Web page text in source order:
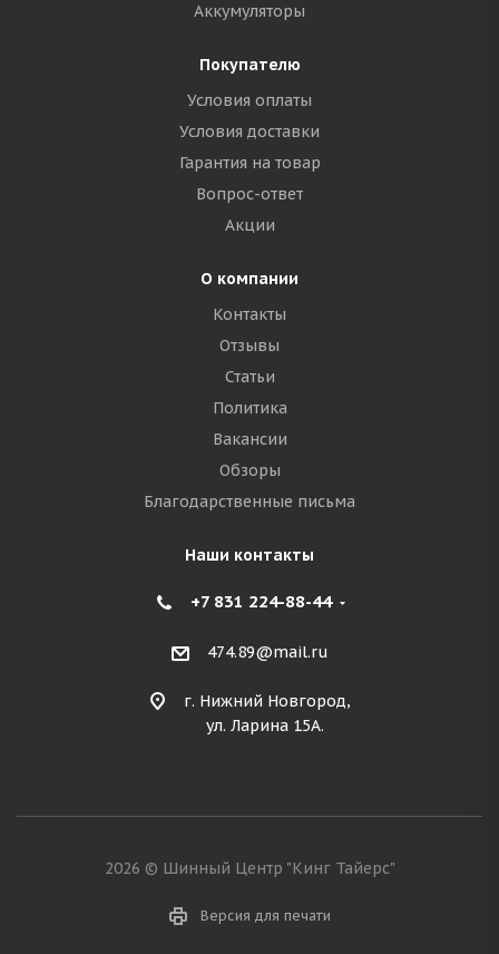
Аккумуляторы
Покупателю
Условия оплаты
Условия доставки
Гарантия на товар
Вопрос-ответ
Акции
О компании
Контакты
Отзывы
Статьи
Политика
Вакансии
Обзоры
Благодарственные письма
Наши контакты
+7 831 224-88-44
474.89@mail.ru
г. Нижний Новгород,
ул. Ларина 15А.
2026 © Шинный Центр "Кинг Тайерс"
Версия для печати